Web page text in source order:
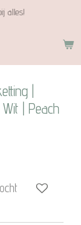
alles!
|
| Peach